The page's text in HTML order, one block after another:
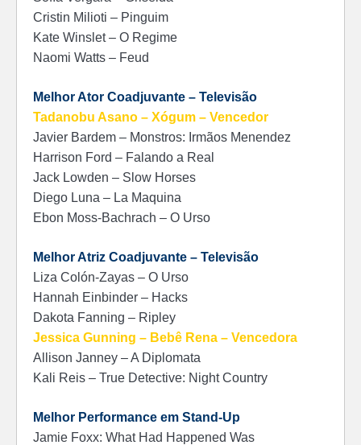
Cristin Milioti – Pinguim
Kate Winslet – O Regime
Naomi Watts – Feud
Melhor Ator Coadjuvante – Televisão
Tadanobu Asano – Xógum – Vencedor
Javier Bardem – Monstros: Irmãos Menendez
Harrison Ford – Falando a Real
Jack Lowden – Slow Horses
Diego Luna – La Maquina
Ebon Moss-Bachrach – O Urso
Melhor Atriz Coadjuvante – Televisão
Liza Colón-Zayas – O Urso
Hannah Einbinder – Hacks
Dakota Fanning – Ripley
Jessica Gunning – Bebê Rena – Vencedora
Allison Janney – A Diplomata
Kali Reis – True Detective: Night Country
Melhor Performance em Stand-Up
Jamie Foxx: What Had Happened Was